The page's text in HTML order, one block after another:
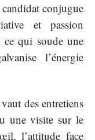
conjugue
et passion
qui soude une
l’énergie
des entretiens
une visite sur le
l’attitude face